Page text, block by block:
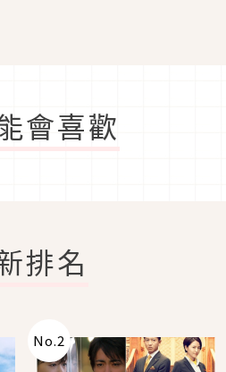
會喜歡
排名
No.2